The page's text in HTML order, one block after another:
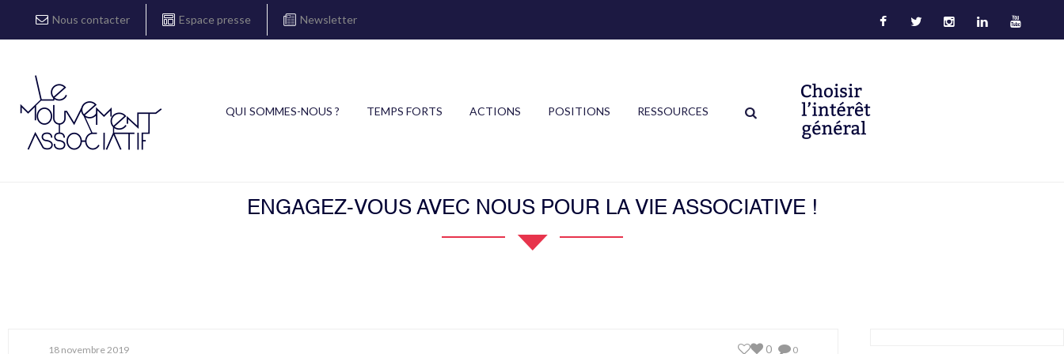
Nous contacter Espace presse Newsletter
QUI SOMMES-NOUS ? TEMPS FORTS ACTIONS POSITIONS RESSOURCES
ENGAGEZ-VOUS AVEC NOUS POUR LA VIE ASSOCIATIVE !
18 novembre 2019 0
0